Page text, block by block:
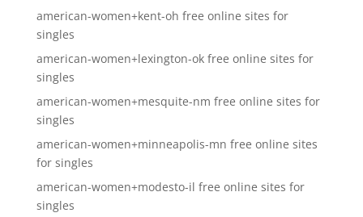
american-women+kent-oh free online sites for
singles
american-women+lexington-ok free online sites for
singles
american-women+mesquite-nm free online sites for
singles
american-women+minneapolis-mn free online sites
for singles
american-women+modesto-il free online sites for
singles